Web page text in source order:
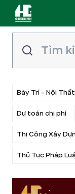
Bày Trí - Nội Thất
Dự toán chi phí
Thi Công Xây
Thủ Tục Pháp